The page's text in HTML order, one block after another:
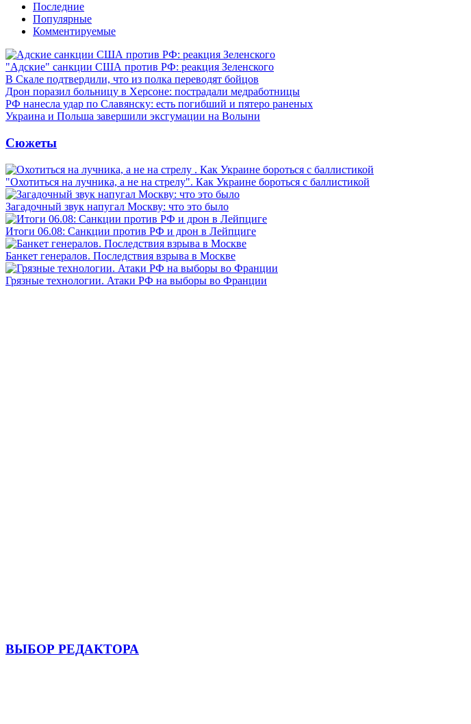
Последние
Популярные
Комментируемые
"Адские" санкции США против РФ: реакция Зеленского
В Скале подтвердили, что из полка переводят бойцов
Дрон поразил больницу в Херсоне: пострадали медработницы
РФ нанесла удар по Славянску: есть погибший и пятеро раненых
Украина и Польша завершили эксгумации на Волыни
Сюжеты
"Охотиться на лучника, а не на стрелу". Как Украине бороться с баллистикой
Загадочный звук напугал Москву: что это было
Итоги 06.08: Санкции против РФ и дрон в Лейпциге
Банкет генералов. Последствия взрыва в Москве
Грязные технологии. Атаки РФ на выборы во Франции
ВЫБОР РЕДАКТОРА